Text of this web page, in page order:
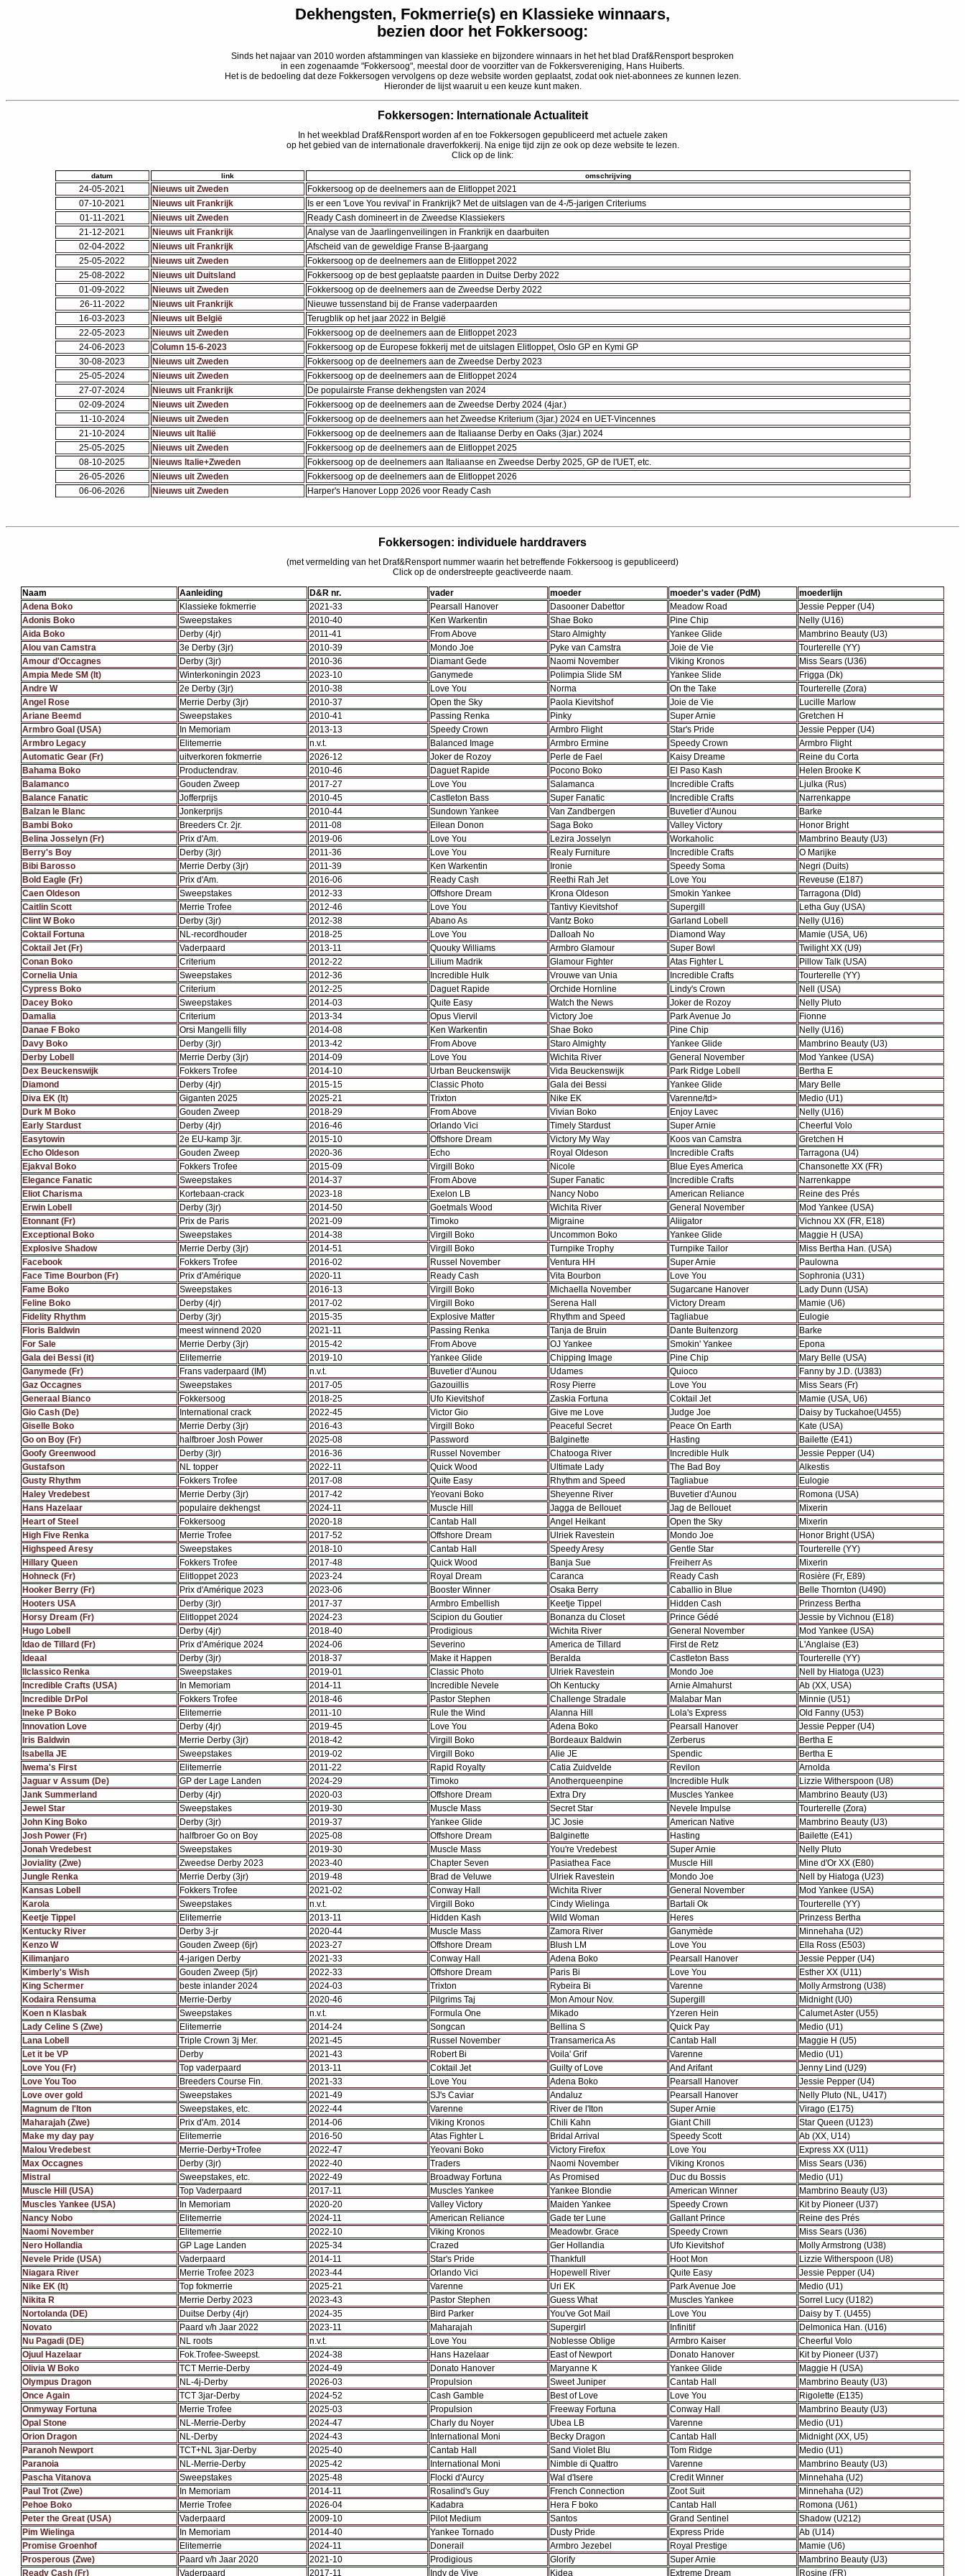
Dekhengsten, Fokmerrie(s) en Klassieke winnaars,
bezien door het Fokkersoog:
Sinds het najaar van 2010 worden afstammingen van klassieke en bijzondere winnaars in het het blad Draf&Rensport besproken
in een zogenaamde "Fokkersoog", meestal door de voorzitter van de Fokkersvereniging, Hans Huiberts.
Het is de bedoeling dat deze Fokkersogen vervolgens op deze website worden geplaatst, zodat ook niet-abonnees ze kunnen lezen.
Hieronder de lijst waaruit u een keuze kunt maken.
Fokkersogen: Internationale Actualiteit
In het weekblad Draf&Rensport worden af en toe Fokkersogen gepubliceerd met actuele zaken
op het gebied van de internationale draverfokkerij. Na enige tijd zijn ze ook op deze website te lezen.
Click op de link:
datum link omschrijving
24-05-2021 Nieuws uit Zweden
Fokkersoog op de deelnemers aan de Elitloppet 2021
07-10-2021
Nieuws uit Frankrijk
Is er een 'Love You revival' in Frankrijk? Met de uitslagen van de 4-/5-jarigen Criteriums
01-11-2021
Nieuws uit Zweden
Ready Cash domineert in de Zweedse Klassiekers
21-12-2021
Nieuws uit Frankrijk
Analyse van de Jaarlingenveilingen in Frankrijk en daarbuiten
02-04-2022
Nieuws uit Frankrijk
Afscheid van de geweldige Franse B-jaargang
25-05-2022
Nieuws uit Zweden
Fokkersoog op de deelnemers aan de Elitloppet 2022
25-08-2022
Nieuws uit Duitsland
Fokkersoog op de best geplaatste paarden in Duitse Derby 2022
01-09-2022
Nieuws uit Zweden
Fokkersoog op de deelnemers aan de Zweedse Derby 2022
26-11-2022
Nieuws uit Frankrijk
Nieuwe tussenstand bij de Franse vaderpaarden
16-03-2023
Nieuws uit België
Terugblik op het jaar 2022 in België
22-05-2023
Nieuws uit Zweden
Fokkersoog op de deelnemers aan de Elitloppet 2023
24-06-2023
Column 15-6-2023
Fokkersoog op de Europese fokkerij met de uitslagen Elitloppet, Oslo GP en Kymi GP
30-08-2023
Nieuws uit Zweden
Fokkersoog op de deelnemers aan de Zweedse Derby 2023
25-05-2024
Nieuws uit Zweden
Fokkersoog op de deelnemers aan de Elitloppet 2024
27-07-2024
Nieuws uit Frankrijk
De populairste Franse dekhengsten van 2024
02-09-2024
Nieuws uit Zweden
Fokkersoog op de deelnemers aan de Zweedse Derby 2024 (4jar.)
11-10-2024
Nieuws uit Zweden
Fokkersoog op de deelnemers aan het Zweedse Kriterium (3jar.) 2024 en UET-Vincennes
21-10-2024
Nieuws uit Italië
Fokkersoog op de deelnemers aan de Italiaanse Derby en Oaks (3jar.) 2024
25-05-2025
Nieuws uit Zweden
Fokkersoog op de deelnemers aan de Elitloppet 2025
08-10-2025
Nieuws Italie+Zweden
Fokkersoog op de deelnemers aan Italiaanse en Zweedse Derby 2025, GP de l'UET, etc.
26-05-2026
Nieuws uit Zweden
Fokkersoog op de deelnemers aan de Elitloppet 2026
06-06-2026
Nieuws uit Zweden Harper's Hanover Lopp 2026 voor Ready Cash
Fokkersogen: individuele harddravers
(met vermelding van het Draf&Rensport nummer waarin het betreffende Fokkersoog is gepubliceerd)
Click op de onderstreepte geactiveerde naam.
Naam Aanleiding D&R nr. vader moeder moeder's vader (PdM)
moederlijn
Adena Boko
Klassieke fokmerrie 2021-33 Pearsall Hanover Dasooner Dabettor Meadow Road
Jessie Pepper (U4)
Adonis Boko
Sweepstakes 2010-40 Ken Warkentin Shae Boko Pine Chip
Nelly (U16)
Aida Boko
Derby (4jr) 2011-41 From Above Staro Almighty Yankee Glide
Mambrino Beauty (U3)
Alou van Camstra
3e Derby (3jr) 2010-39 Mondo Joe Pyke van Camstra Joie de Vie
Tourterelle (YY)
Amour d'Occagnes
Derby (3jr) 2010-36 Diamant Gede Naomi November Viking Kronos
Miss Sears (U36)
Ampia Mede SM (It)
Winterkoningin 2023 2023-10 Ganymede Polimpia Slide SM Yankee Slide
Frigga (Dk)
Andre W
2e Derby (3jr) 2010-38 Love You Norma On the Take
Tourterelle (Zora)
Angel Rose
Merrie Derby (3jr) 2010-37 Open the Sky Paola Kievitshof Joie de Vie
Lucille Marlow
Ariane Beemd
Sweepstakes 2010-41 Passing Renka Pinky Super Arnie
Gretchen H
Armbro Goal (USA)
In Memoriam 2013-13 Speedy Crown Armbro Flight Star's Pride
Jessie Pepper (U4)
Armbro Legacy
Elitemerrie n.v.t. Balanced Image Armbro Ermine Speedy Crown
Armbro Flight
Automatic Gear (Fr)
uitverkoren fokmerrie 2026-12 Joker de Rozoy Perle de Fael Kaisy Dreame
Reine du Corta
Bahama Boko
Productendrav. 2010-46 Daguet Rapide Pocono Boko El Paso Kash
Helen Brooke K
Balamanco
Gouden Zweep 2017-27 Love You Salamanca Incredible Crafts
Ljulka (Rus)
Balance Fanatic
Jofferprijs 2010-45 Castleton Bass Super Fanatic Incredible Crafts
Narrenkappe
Balzan le Blanc
Jonkerprijs 2010-44 Sundown Yankee Van Zandbergen Buvetier d'Aunou
Barke
Bambi Boko
Breeders Cr. 2jr. 2011-08 Eilean Donon Saga Boko Valley Victory
Honor Bright
Belina Josselyn (Fr)
Prix d'Am. 2019-06 Love You Lezira Josselyn Workaholic
Mambrino Beauty (U3)
Berry's Boy
Derby (3jr) 2011-36 Love You Realy Furniture Incredible Crafts
O Marijke
Bibi Barosso
Merrie Derby (3jr) 2011-39 Ken Warkentin Ironie Speedy Soma
Negri (Duits)
Bold Eagle (Fr)
Prix d'Am. 2016-06 Ready Cash Reethi Rah Jet Love You
Reveuse (E187)
Caen Oldeson
Sweepstakes 2012-33 Offshore Dream Krona Oldeson Smokin Yankee
Tarragona (Dld)
Caitlin Scott
Merrie Trofee 2012-46 Love You Tantivy Kievitshof Supergill
Letha Guy (USA)
Clint W Boko
Derby (3jr) 2012-38 Abano As Vantz Boko Garland Lobell
Nelly (U16)
Coktail Fortuna
NL-recordhouder 2018-25 Love You Dalloah No Diamond Way
Mamie (USA, U6)
Coktail Jet (Fr)
Vaderpaard 2013-11 Quouky Williams Armbro Glamour Super Bowl
Twilight XX (U9)
Conan Boko
Criterium 2012-22 Lilium Madrik Glamour Fighter Atas Fighter L
Pillow Talk (USA)
Cornelia Unia
Sweepstakes 2012-36 Incredible Hulk Vrouwe van Unia Incredible Crafts
Tourterelle (YY)
Cypress Boko
Criterium 2012-25 Daguet Rapide Orchide Hornline Lindy's Crown
Nell (USA)
Dacey Boko
Sweepstakes 2014-03 Quite Easy Watch the News Joker de Rozoy
Nelly Pluto
Damalia
Criterium 2013-34 Opus Viervil Victory Joe Park Avenue Jo
Fionne
Danae F Boko
Orsi Mangelli filly 2014-08 Ken Warkentin Shae Boko Pine Chip
Nelly (U16)
Davy Boko
Derby (3jr) 2013-42 From Above Staro Almighty Yankee Glide
Mambrino Beauty (U3)
Derby Lobell
Merrie Derby (3jr) 2014-09 Love You Wichita River General November
Mod Yankee (USA)
Dex Beuckenswijk
Fokkers Trofee 2014-10 Urban Beuckenswijk Vida Beuckenswijk Park Ridge Lobell
Bertha E
Diamond
Derby (4jr) 2015-15 Classic Photo Gala dei Bessi Yankee Glide
Mary Belle
Diva EK (It)
Giganten 2025 2025-21 Trixton Nike EK Varenne/td>
Medio (U1)
Durk M Boko
Gouden Zweep 2018-29 From Above Vivian Boko Enjoy Lavec
Nelly (U16)
Early Stardust
Derby (4jr) 2016-46 Orlando Vici Timely Stardust Super Arnie
Cheerful Volo
Easytowin
2e EU-kamp 3jr. 2015-10 Offshore Dream Victory My Way Koos van Camstra
Gretchen H
Echo Oldeson
Gouden Zweep 2020-36 Echo Royal Oldeson Incredible Crafts
Tarragona (U4)
Ejakval Boko
Fokkers Trofee 2015-09 Virgill Boko Nicole Blue Eyes America
Chansonette XX (FR)
Elegance Fanatic
Sweepstakes 2014-37 From Above Super Fanatic Incredible Crafts
Narrenkappe
Eliot Charisma
Kortebaan-crack 2023-18 Exelon LB Nancy Nobo American Reliance
Reine des Prés
Erwin Lobell
Derby (3jr) 2014-50 Goetmals Wood Wichita River General November
Mod Yankee (USA)
Etonnant (Fr)
Prix de Paris 2021-09 Timoko Migraine Aliigator
Vichnou XX (FR, E18)
Exceptional Boko
Sweepstakes 2014-38 Virgill Boko Uncommon Boko Yankee Glide
Maggie H (USA)
Explosive Shadow
Merrie Derby (3jr) 2014-51 Virgill Boko Turnpike Trophy Turnpike Tailor
Miss Bertha Han. (USA)
Facebook
Fokkers Trofee 2016-02 Russel November Ventura HH Super Arnie
Paulowna
Face Time Bourbon (Fr)
Prix d'Amérique 2020-11 Ready Cash Vita Bourbon Love You
Sophronia (U31)
Fame Boko
Sweepstakes 2016-13 Virgill Boko Michaella November Sugarcane Hanover
Lady Dunn (USA)
Feline Boko
Derby (4jr) 2017-02 Virgill Boko Serena Hall Victory Dream
Mamie (U6)
Fidelity Rhythm
Derby (3jr) 2015-35 Explosive Matter Rhythm and Speed Tagliabue
Eulogie
Floris Baldwin
meest winnend 2020 2021-11 Passing Renka Tanja de Bruin Dante Buitenzorg
Barke
For Sale
Merrie Derby (3jr) 2015-42 From Above OJ Yankee Smokin' Yankee
Epona
Gala dei Bessi (it)
Elitemerrie 2019-10 Yankee Glide Chipping Image Pine Chip
Mary Belle (USA)
Ganymede (Fr)
Frans vaderpaard (IM) n.v.t. Buvetier d'Aunou Udames Quioco
Fanny by J.D. (U383)
Gaz Occagnes
Sweepstakes 2017-05 Gazouillis Rosy Pierre Love You
Miss Sears (Fr)
Generaal Bianco
Fokkersoog 2018-25 Ufo Kievitshof Zaskia Fortuna Coktail Jet
Mamie (USA, U6)
Gio Cash (De)
International crack 2022-45 Victor Gio Give me Love Judge Joe
Daisy by Tuckahoe(U455)
Giselle Boko
Merrie Derby (3jr) 2016-43 Virgill Boko Peaceful Secret Peace On Earth
Kate (USA)
Go on Boy (Fr)
halfbroer Josh Power 2025-08 Password Balginette Hasting
Bailette (E41)
Goofy Greenwood
Derby (3jr) 2016-36 Russel November Chatooga River Incredible Hulk
Jessie Pepper (U4)
Gustafson
NL topper 2022-11 Quick Wood Ultimate Lady The Bad Boy
Alkestis
Gusty Rhythm
Fokkers Trofee 2017-08 Quite Easy Rhythm and Speed Tagliabue
Eulogie
Haley Vredebest
Merrie Derby (3jr) 2017-42 Yeovani Boko Sheyenne River Buvetier d'Aunou
Romona (USA)
Hans Hazelaar
populaire dekhengst 2024-11 Muscle Hill Jagga de Bellouet Jag de Bellouet
Mixerin
Heart of Steel
Fokkersoog 2020-18 Cantab Hall Angel Heikant Open the Sky
Mixerin
High Five Renka
Merrie Trofee 2017-52 Offshore Dream Ulriek Ravestein Mondo Joe
Honor Bright (USA)
Highspeed Aresy
Sweepstakes 2018-10 Cantab Hall Speedy Aresy Gentle Star
Tourterelle (YY)
Hillary Queen
Fokkers Trofee 2017-48 Quick Wood Banja Sue Freiherr As
Mixerin
Hohneck (Fr)
Elitloppet 2023 2023-24 Royal Dream Caranca Ready Cash
Rosière (Fr, E89)
Hooker Berry (Fr)
Prix d'Amérique 2023 2023-06 Booster Winner Osaka Berry Caballio in Blue
Belle Thornton (U490)
Hooters USA
Derby (3jr) 2017-37 Armbro Embellish Keetje Tippel Hidden Cash
Prinzess Bertha
Horsy Dream (Fr)
Elitloppet 2024 2024-23 Scipion du Goutier Bonanza du Closet Prince Gédé
Jessie by Vichnou (E18)
Hugo Lobell
Derby (4jr) 2018-40 Prodigious Wichita River General November
Mod Yankee (USA)
Idao de Tillard (Fr)
Prix d'Amérique 2024 2024-06 Severino America de Tillard First de Retz
L'Anglaise (E3)
Ideaal
Derby (3jr) 2018-37 Make it Happen Beralda Castleton Bass
Tourterelle (YY)
Ilclassico Renka
Sweepstakes 2019-01 Classic Photo Ulriek Ravestein Mondo Joe
Nell by Hiatoga (U23)
Incredible Crafts (USA)
In Memoriam 2014-11 Incredible Nevele Oh Kentucky Arnie Almahurst
Ab (XX, USA)
Incredible DrPol
Fokkers Trofee 2018-46 Pastor Stephen Challenge Stradale Malabar Man
Minnie (U51)
Ineke P Boko
Elitemerrie 2011-10 Rule the Wind Alanna Hill Lola's Express
Old Fanny (U53)
Innovation Love
Derby (4jr) 2019-45 Love You Adena Boko Pearsall Hanover
Jessie Pepper (U4)
Iris Baldwin
Merrie Derby (3jr) 2018-42 Virgill Boko Bordeaux Baldwin Zerberus
Bertha E
Isabella JE
Sweepstakes 2019-02 Virgill Boko Alie JE Spendic
Bertha E
Iwema's First
Elitemerrie 2011-22 Rapid Royalty Catia Zuidvelde Revilon
Arnolda
Jaguar v Assum (De)
GP der Lage Landen 2024-29 Timoko Anotherqueenpine Incredible Hulk
Lizzie Witherspoon (U8)
Jank Summerland
Derby (4jr) 2020-03 Offshore Dream Extra Dry Muscles Yankee
Mambrino Beauty (U3)
Jewel Star
Sweepstakes 2019-30 Muscle Mass Secret Star Nevele Impulse
Tourterelle (Zora)
John King Boko
Derby (3jr) 2019-37 Yankee Glide JC Josie American Native
Mambrino Beauty (U3)
Josh Power (Fr)
halfbroer Go on Boy 2025-08 Offshore Dream Balginette Hasting
Bailette (E41)
Jonah Vredebest
Sweepstakes 2019-30 Muscle Mass You're Vredebest Super Arnie
Nelly Pluto
Joviality (Zwe)
Zweedse Derby 2023 2023-40 Chapter Seven Pasiathea Face Muscle Hill
Mine d'Or XX (E80)
Jungle Renka
Merrie Derby (3jr) 2019-48 Brad de Veluwe Ulriek Ravestein Mondo Joe
Nell by Hiatoga (U23)
Kansas Lobell
Fokkers Trofee 2021-02 Conway Hall Wichita River General November
Mod Yankee (USA)
Karola
Sweepstakes n.v.t. Virgill Boko Cindy Wielinga Bartali Ok
Tourterelle (YY)
Keetje Tippel
Elitemerrie 2013-11 Hidden Kash Wild Woman Heres
Prinzess Bertha
Kentucky River
Derby 3-jr 2020-44 Muscle Mass Zamora River Ganymède
Minnehaha (U2)
Kenzo W
Gouden Zweep (6jr) 2023-27 Offshore Dream Blush LM Love You
Ella Ross (E503)
Kilimanjaro
4-jarigen Derby 2021-33 Conway Hall Adena Boko Pearsall Hanover
Jessie Pepper (U4)
Kimberly's Wish
Gouden Zweep (5jr) 2022-33 Offshore Dream Paris Bi Love You
Esther XX (U11)
King Schermer
beste inlander 2024 2024-03 Trixton Rybeira Bi Varenne
Molly Armstrong (U38)
Kodaira Rensuma
Merrie-Derby 2020-46 Pilgrims Taj Mon Amour Nov. Supergill
Midnight (U0)
Koen n Klasbak
Sweepstakes n.v.t. Formula One Mikado Yzeren Hein
Calumet Aster (U55)
Lady Celine S (Zwe)
Elitemerrie 2014-24 Songcan Bellina S Quick Pay
Medio (U1)
Lana Lobell
Triple Crown 3j Mer. 2021-45 Russel November Transamerica As Cantab Hall
Maggie H (U5)
Let it be VP
Derby 2021-43 Robert Bi Voila' Grif Varenne
Medio (U1)
Love You (Fr)
Top vaderpaard 2013-11 Coktail Jet Guilty of Love And Arifant
Jenny Lind (U29)
Love You Too
Breeders Course Fin. 2021-33 Love You Adena Boko Pearsall Hanover
Jessie Pepper (U4)
Love over gold
Sweepstakes 2021-49 SJ's Caviar Andaluz Pearsall Hanover
Nelly Pluto (NL, U417)
Magnum de l'Iton
Sweepstakes, etc. 2022-44 Varenne River de l'Iton Super Arnie
Virago (E175)
Maharajah (Zwe)
Prix d'Am. 2014 2014-06 Viking Kronos Chili Kahn Giant Chill
Star Queen (U123)
Make my day pay
Elitemerrie 2016-50 Atas Fighter L Bridal Arrival Speedy Scott
Ab (XX, U14)
Malou Vredebest
Merrie-Derby+Trofee 2022-47 Yeovani Boko Victory Firefox Love You
Express XX (U11)
Max Occagnes
Derby (3jr) 2022-40 Traders Naomi November Viking Kronos
Miss Sears (U36)
Mistral
Sweepstakes, etc. 2022-49 Broadway Fortuna As Promised Duc du Bossis
Medio (U1)
Muscle Hill (USA)
Top Vaderpaard 2017-11 Muscles Yankee Yankee Blondie American Winner
Mambrino Beauty (U3)
Muscles Yankee (USA)
In Memoriam 2020-20 Valley Victory Maiden Yankee Speedy Crown
Kit by Pioneer (U37)
Nancy Nobo
Elitemerrie 2024-11 American Reliance Gade ter Lune Gallant Prince
Reine des Prés
Naomi November
Elitemerrie 2022-10 Viking Kronos Meadowbr. Grace Speedy Crown
Miss Sears (U36)
Nero Hollandia
GP Lage Landen 2025-34 Crazed Ger Hollandia Ufo Kievitshof
Molly Armstrong (U38)
Nevele Pride (USA)
Vaderpaard 2014-11 Star's Pride Thankfull Hoot Mon
Lizzie Witherspoon (U8)
Niagara River
Merrie Trofee 2023 2023-44 Orlando Vici Hopewell River Quite Easy
Jessie Pepper (U4)
Nike EK (It)
Top fokmerrie 2025-21 Varenne Uri EK Park Avenue Joe
Medio (U1)
Nikita R
Merrie Derby 2023 2023-43 Pastor Stephen Guess What Muscles Yankee
Sorrel Lucy (U182)
Nortolanda (DE)
Duitse Derby (4jr) 2024-35 Bird Parker You've Got Mail Love You
Daisy by T. (U455)
Novato
Paard v/h Jaar 2022 2023-11 Maharajah Supergirl Infinitif
Delmonica Han. (U16)
Nu Pagadi (DE)
NL roots n.v.t. Love You Noblesse Oblige Armbro Kaiser
Cheerful Volo
Ojuul Hazelaar
Fok.Trofee-Sweepst. 2024-38 Hans Hazelaar East of Newport Donato Hanover
Kit by Pioneer (U37)
Olivia W Boko
TCT Merrie-Derby 2024-49 Donato Hanover Maryanne K Yankee Glide
Maggie H (USA)
Olympus Dragon
NL-4j-Derby 2026-03 Propulsion Sweet Juniper Cantab Hall
Mambrino Beauty (U3)
Once Again
TCT 3jar-Derby 2024-52 Cash Gamble Best of Love Love You
Rigolette (E135)
Onmyway Fortuna
Merrie Trofee 2025-03 Propulsion Freeway Fortuna Conway Hall
Mambrino Beauty (U3)
Opal Stone
NL-Merrie-Derby 2024-47 Charly du Noyer Ubea LB Varenne
Medio (U1)
Orion Dragon
NL-Derby 2024-43 International Moni Becky Dragon Cantab Hall
Midnight (XX, U5)
Paranoh Newport
TCT+NL 3jar-Derby 2025-40 Cantab Hall Sand Violet Blu Tom Ridge
Medio (U1)
Paranoia
NL-Merrie-Derby 2025-42 International Moni Nimble di Quattro Varenne
Mambrino Beauty (U3)
Pascha Vitanova
Sweepstakes 2025-48 Flocki d'Aurcy Wal d'Isere Credit Winner
Minnehaha (U2)
Paul Trot (Zwe)
In Memoriam 2014-11 Rosalind's Guy French Connection Zoot Suit
Minnehaha (U2)
Pehoe Boko
Merrie Trofee 2026-04 Kadabra Hera F boko Cantab Hall
Romona (U61)
Peter the Great (USA)
Vaderpaard 2009-10 Pilot Medium Santos Grand Sentinel
Shadow (U212)
Pim Wielinga
In Memoriam 2014-40 Yankee Tornado Dusty Pride Express Pride
Ab (U14)
Promise Groenhof
Elitemerrie 2024-11 Donerail Armbro Jezebel Royal Prestige
Mamie (U6)
Prosperous (Zwe)
Paard v/h Jaar 2020 2021-10 Prodigious Glorify Super Arnie
Mambrino Beauty (U3)
Ready Cash (Fr)
Vaderpaard 2017-11 Indy de Vive Kidea Extreme Dream Rosine (FR)